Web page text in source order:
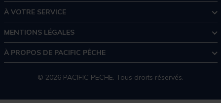
À VOTRE SERVICE
MENTIONS LÉGALES
À PROPOS DE PACIFIC PÊCHE
© 2026 PACIFIC PECHE. Tous droits réservés.